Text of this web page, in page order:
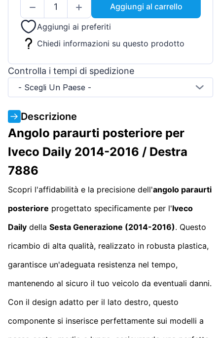
Aggiungi al carrello
Aggiungi ai preferiti
Chiedi informazioni su questo prodotto
Controlla i tempi di spedizione
- Scegli Un Paese -
Descrizione
Angolo paraurti posteriore per
Iveco Daily 2014-2016 / Destra
7886
Scopri l'affidabilità e la precisione dell'angolo paraurti
posteriore progettato specificamente per l'Iveco
Daily della Sesta Generazione (2014-2016). Questo
ricambio di alta qualità, realizzato in robusta plastica,
garantisce un'adeguata resistenza nel tempo,
mantenendo al sicuro il tuo veicolo da eventuali danni.
Con il design adatto per il lato destro, questo
componente si inserisce perfettamente sui modelli a